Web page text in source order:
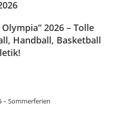
2026 – Tolle
Handball, Basketball
–Sommerferien